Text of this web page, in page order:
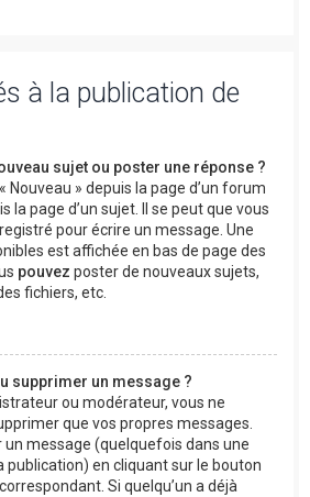
à la publication de
sujet ou poster une réponse ?
Nouveau » depuis la page d’un forum
la page d’un sujet. Il se peut que vous
pour écrire un message. Une
est affichée en bas de page des
pouvez poster de nouveaux sujets,
fichiers, etc.
supprimer un message ?
ou modérateur, vous ne
que vos propres messages.
message (quelquefois dans une
publication) en cliquant sur le bouton
Si quelqu’un a déjà